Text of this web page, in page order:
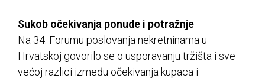
Sukob očekivanja ponude i potražnje
Na 34. Forumu poslovanja nekretninama u
Hrvatskoj govorilo se o usporavanju tržišta i sve
većoj razlici između očekivanja kupaca i